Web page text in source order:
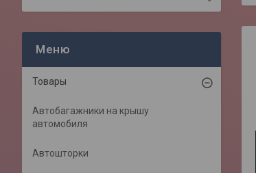
Товары
Автобагажники на крышу
автомобиля
Автошторки